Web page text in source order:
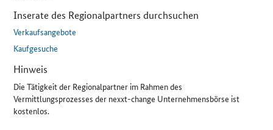
Inserate des Regionalpartners durchsuchen
Verkaufsangebote
Kaufgesuche
Hinweis
Die Tätigkeit der Regionalpartner im Rahmen des
Vermittlungsprozesses der nexxt-change Unternehmensbörse ist
kostenlos.